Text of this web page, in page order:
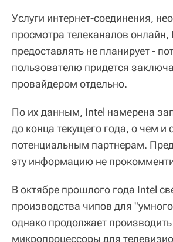
Услуги интернет-соединения,
просмотра телеканалов онлайн,
предоставлять не планирует -
пользователю придется
провайдером отдельно.
По их данным, Intel намерена
до конца текущего года, о чем и
потенциальным партнерам.
эту информацию не
В октябре прошлого года Intel
производства чипов для
однако продолжает производить
микропроцессоры для